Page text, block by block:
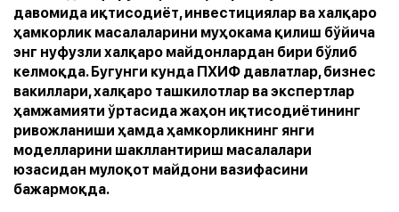
давомида иқтисодиёт, инвестициялар ва халқаро
ҳамкорлик масалаларини муҳокама қилиш бўйича
энг нуфузли халқаро майдонлардан бири бўлиб
келмоқда. Бугунги кунда ПХИФ давлатлар, бизнес
вакиллари, халқаро ташкилотлар ва экспертлар
ҳамжамияти ўртасида жаҳон иқтисодиётининг
ривожланиши ҳамда ҳамкорликнинг янги
моделларини шакллантириш масалалари
юзасидан мулоқот майдони вазифасини
бажармоқда.